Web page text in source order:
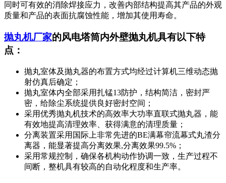
同时可有效的消除焊接应力，改善内部结构提高其产品的外观
质量和产品的表面抗腐蚀性能，增加其使用寿命。
抛丸机厂家的风电塔筒内外壁抛丸机具有以下特
点：
抛丸室体及抛丸器的布置方式均经过计算机三维动态抛
射仿真后确定；
抛丸室体内全部采用扎锰13防护，结构简洁，密封严
密，给除尘系统提供良好密封空间；
采用优秀抛丸机技术的高效率大功率直联式抛丸器，能
有效地提高清理效率、获得满意的清理质量；
分离装置采用国际上非常先进的BE满幕帘流幕式丸渣分
离器，能显著提高分离效果,分离效果99.5%；
采用常规控制，确保各机构动作协调一致，生产过程不
间断，整机具有较高的自动化程度和生产率。